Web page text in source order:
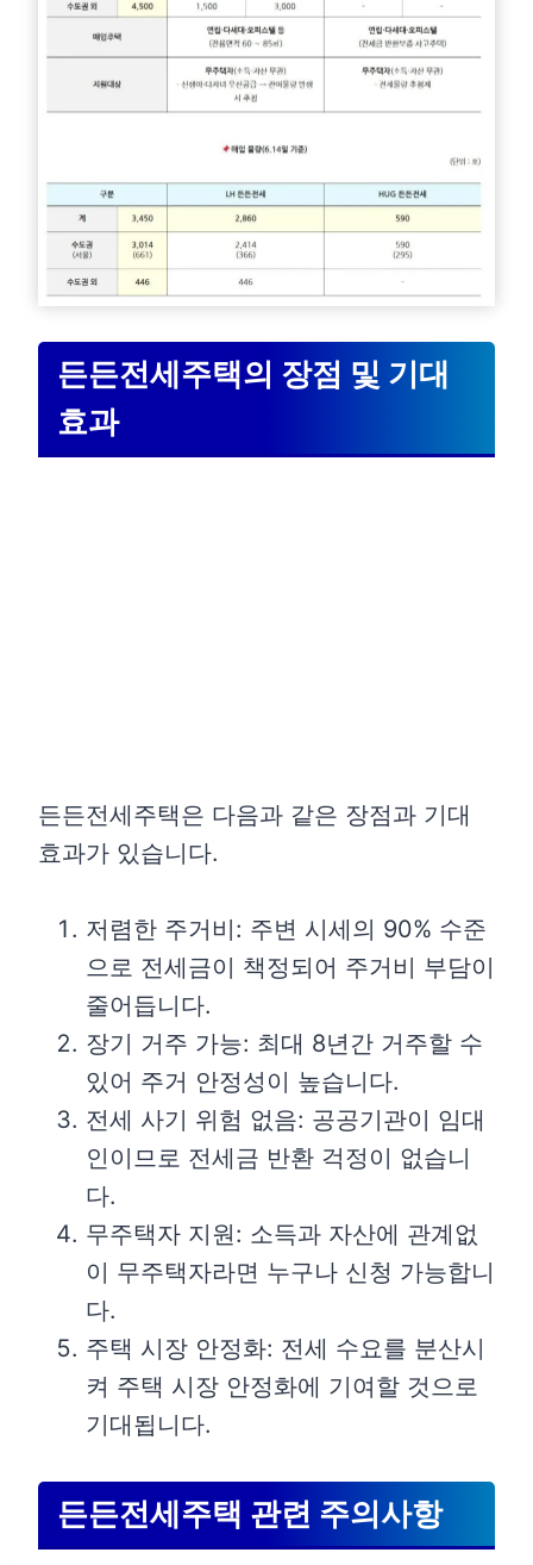
든든전세주택의 장점 및 기대
효과
든든전세주택은 다음과 같은 장점과 기대
효과가 있습니다.
저렴한 주거비: 주변 시세의 90% 수준
으로 전세금이 책정되어 주거비 부담이
줄어듭니다.
장기 거주 가능: 최대 8년간 거주할 수
있어 주거 안정성이 높습니다.
전세 사기 위험 없음: 공공기관이 임대
인이므로 전세금 반환 걱정이 없습니
다.
무주택자 지원: 소득과 자산에 관계없
이 무주택자라면 누구나 신청 가능합니
다.
주택 시장 안정화: 전세 수요를 분산시
켜 주택 시장 안정화에 기여할 것으로
기대됩니다.
든든전세주택 관련 주의사항